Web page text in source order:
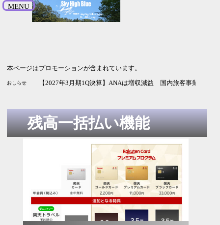
MENU
本ページはプロモーションが含まれています。
おしらせ 【2026年9月期3Q決算】HENNGEは増収増益 純利益の進捗率
【2027年3月期1Q決算】MUFGは増収増益 通期予想は変えず
【2026年12月期2Q決算】コカ・コーラは今回も増収増益 純
【2027年3月期1Q決算】NECは増収増益 純利益は2.5倍 通
【2027年3月期1Q決算】ANAは増収減益 国内旅客事業の改
残高一括払い機能